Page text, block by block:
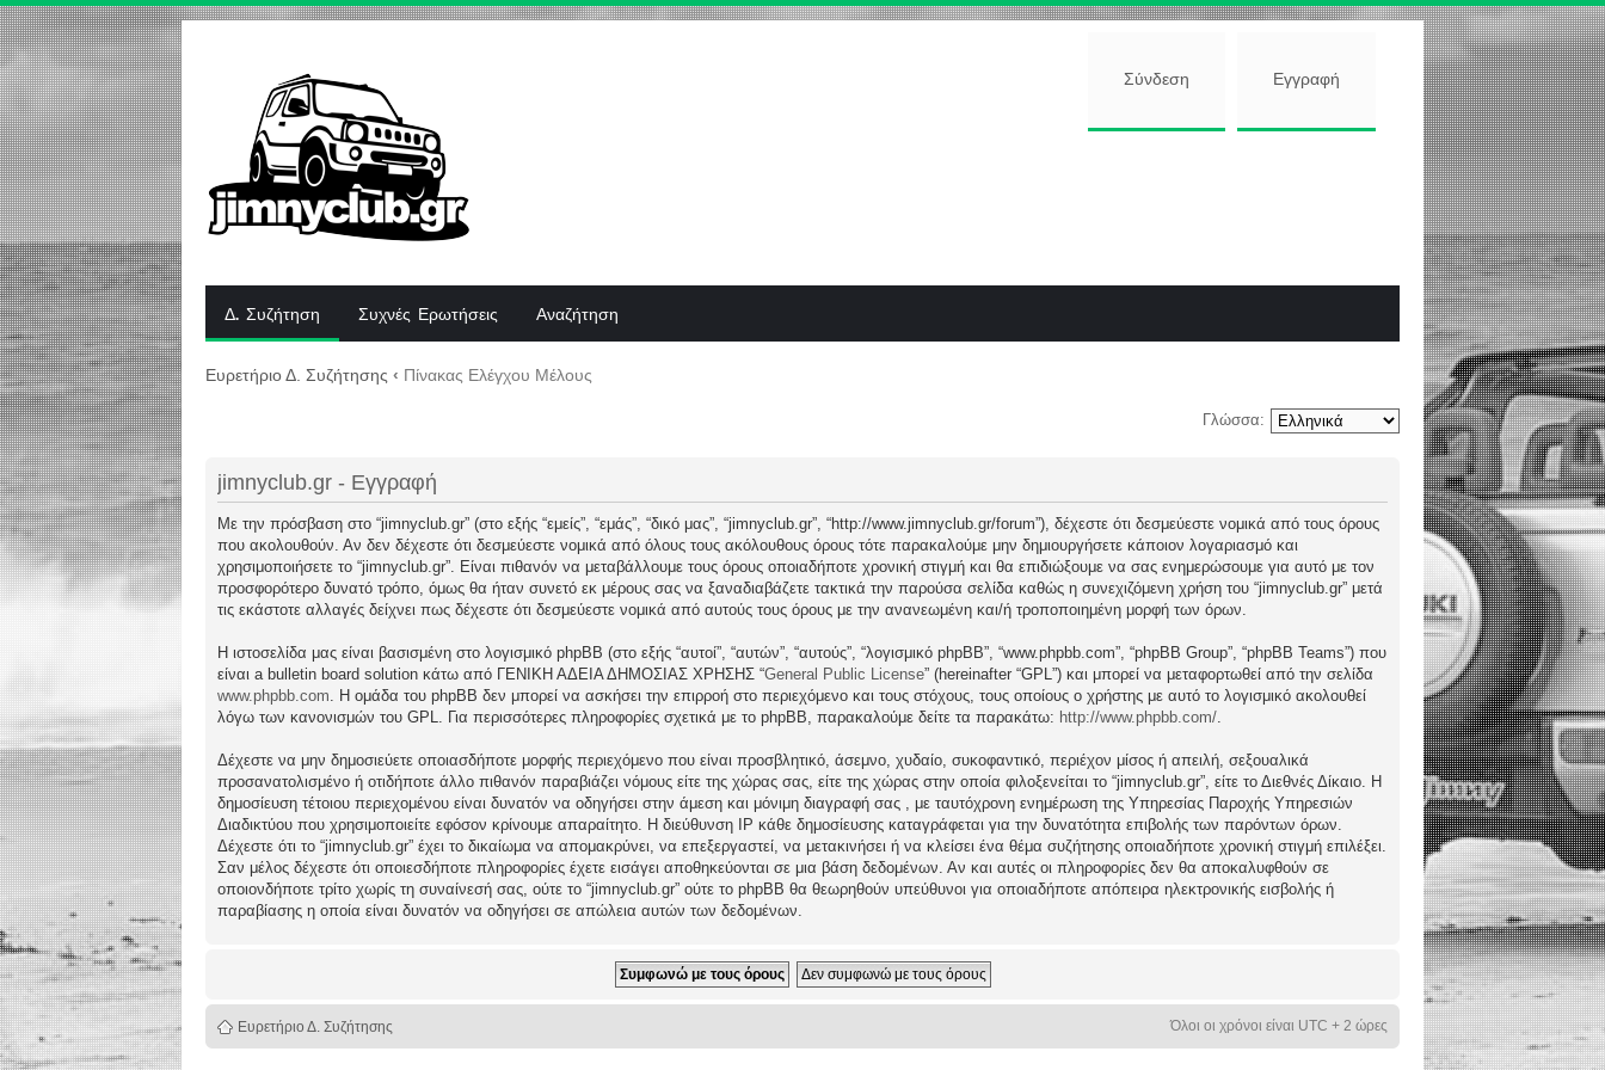
Σύνδεση Εγγραφή
Δ. Συζήτηση Συχνές Ερωτήσεις Αναζήτηση
Ευρετήριο Δ. Συζήτησης ‹ Πίνακας Ελέγχου Μέλους
Γλώσσα:
jimnyclub.gr - Εγγραφή
Με την πρόσβαση στο “jimnyclub.gr” (στο εξής “εμείς”, “εμάς”, “δικό μας”, “jimnyclub.gr”, “http://www.jimnyclub.gr/forum”), δέχεστε ότι δεσμεύεστε νομικά από τους όρους
που ακολουθούν. Αν δεν δέχεστε ότι δεσμεύεστε νομικά από όλους τους ακόλουθους όρους τότε παρακαλούμε μην δημιουργήσετε κάποιον λογαριασμό και
χρησιμοποιήσετε το “jimnyclub.gr”. Είναι πιθανόν να μεταβάλλουμε τους όρους οποιαδήποτε χρονική στιγμή και θα επιδιώξουμε να σας ενημερώσουμε για αυτό με τον
προσφορότερο δυνατό τρόπο, όμως θα ήταν συνετό εκ μέρους σας να ξαναδιαβάζετε τακτικά την παρούσα σελίδα καθώς η συνεχιζόμενη χρήση του “jimnyclub.gr” μετά
τις εκάστοτε αλλαγές δείχνει πως δέχεστε ότι δεσμεύεστε νομικά από αυτούς τους όρους με την ανανεωμένη και/ή τροποποιημένη μορφή των όρων.
Η ιστοσελίδα μας είναι βασισμένη στο λογισμικό phpBB (στο εξής “αυτοί”, “αυτών”, “αυτούς”, “λογισμικό phpBB”, “www.phpbb.com”, “phpBB Group”, “phpBB Teams”) που
είναι a bulletin board solution κάτω από ΓΕΝΙΚΗ ΑΔΕΙΑ ΔΗΜΟΣΙΑΣ ΧΡΗΣΗΣ “General Public License” (hereinafter “GPL”) και μπορεί να μεταφορτωθεί από την σελίδα
www.phpbb.com. Η ομάδα του phpBB δεν μπορεί να ασκήσει την επιρροή στο περιεχόμενο και τους στόχους, τους οποίους ο χρήστης με αυτό το λογισμικό ακολουθεί
λόγω των κανονισμών του GPL. Για περισσότερες πληροφορίες σχετικά με το phpBB, παρακαλούμε δείτε τα παρακάτω: http://www.phpbb.com/.
Δέχεστε να μην δημοσιεύετε οποιασδήποτε μορφής περιεχόμενο που είναι προσβλητικό, άσεμνο, χυδαίο, συκοφαντικό, περιέχον μίσος ή απειλή, σεξουαλικά
προσανατολισμένο ή οτιδήποτε άλλο πιθανόν παραβιάζει νόμους είτε της χώρας σας, είτε της χώρας στην οποία φιλοξενείται το “jimnyclub.gr”, είτε το Διεθνές Δίκαιο. Η
δημοσίευση τέτοιου περιεχομένου είναι δυνατόν να οδηγήσει στην άμεση και μόνιμη διαγραφή σας , με ταυτόχρονη ενημέρωση της Υπηρεσίας Παροχής Υπηρεσιών
Διαδικτύου που χρησιμοποιείτε εφόσον κρίνουμε απαραίτητο. Η διεύθυνση IP κάθε δημοσίευσης καταγράφεται για την δυνατότητα επιβολής των παρόντων όρων.
Δέχεστε ότι το “jimnyclub.gr” έχει το δικαίωμα να απομακρύνει, να επεξεργαστεί, να μετακινήσει ή να κλείσει ένα θέμα συζήτησης οποιαδήποτε χρονική στιγμή επιλέξει.
Σαν μέλος δέχεστε ότι οποιεσδήποτε πληροφορίες έχετε εισάγει αποθηκεύονται σε μια βάση δεδομένων. Αν και αυτές οι πληροφορίες δεν θα αποκαλυφθούν σε
οποιονδήποτε τρίτο χωρίς τη συναίνεσή σας, ούτε το “jimnyclub.gr” ούτε το phpBB θα θεωρηθούν υπεύθυνοι για οποιαδήποτε απόπειρα ηλεκτρονικής εισβολής ή
παραβίασης η οποία είναι δυνατόν να οδηγήσει σε απώλεια αυτών των δεδομένων.
Ευρετήριο Δ. Συζήτησης Όλοι οι χρόνοι είναι UTC + 2 ώρες